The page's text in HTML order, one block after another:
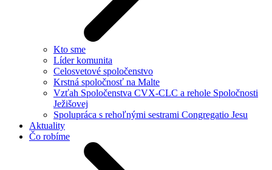
Kto sme
Líder komunita
Celosvetové spoločenstvo
Krstná spoločnosť na Malte
Vzťah Spoločenstva CVX-CLC a rehole Spoločnosti
Ježišovej
Spolupráca s rehoľnými sestrami Congregatio Jesu
Aktuality
Čo robíme